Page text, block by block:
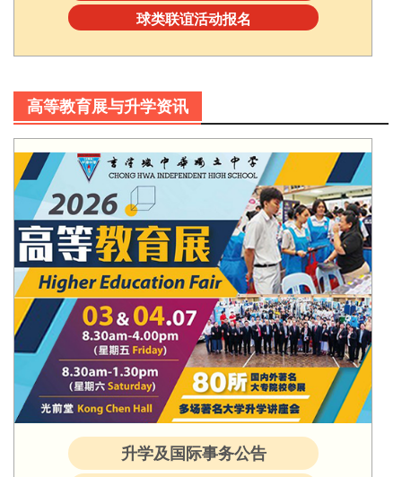
球类联谊活动报名
高等教育展与升学资讯
升学及国际事务公告